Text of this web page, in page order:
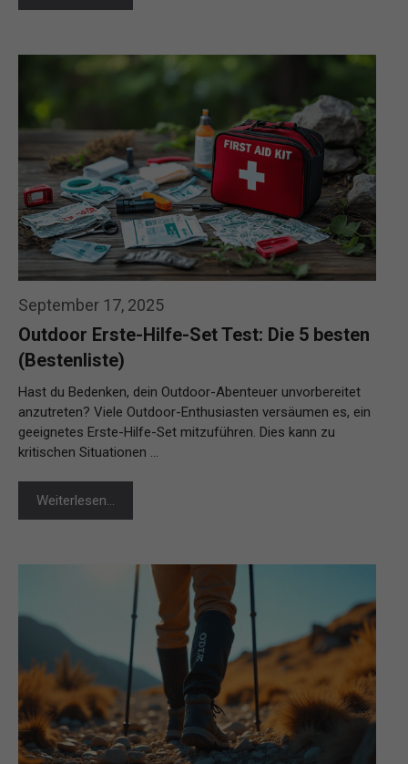
September 17, 2025
Outdoor Erste-Hilfe-Set Test: Die 5 besten
(Bestenliste)
Hast du Bedenken, dein Outdoor-Abenteuer unvorbereitet
anzutreten? Viele Outdoor-Enthusiasten versäumen es, ein
geeignetes Erste-Hilfe-Set mitzuführen. Dies kann zu
kritischen Situationen …
Weiterlesen…